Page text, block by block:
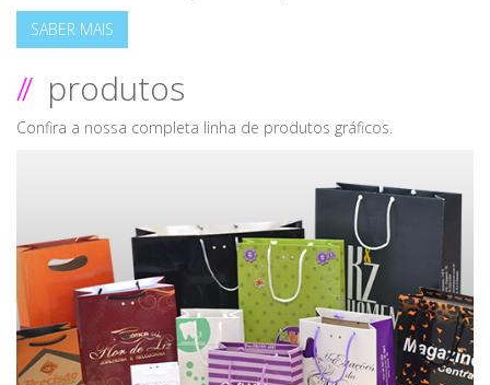
SABER MAIS
// produtos
Confira a nossa completa linha de produtos gráficos.